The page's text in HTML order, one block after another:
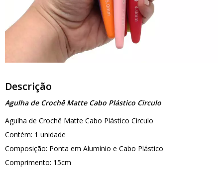
Descrição
Agulha de Crochê Matte Cabo Plástico Circulo
Agulha de Crochê Matte Cabo Plástico Circulo
Contém: 1 unidade
Composição: Ponta em Alumínio e Cabo Plástico
Comprimento: 15cm